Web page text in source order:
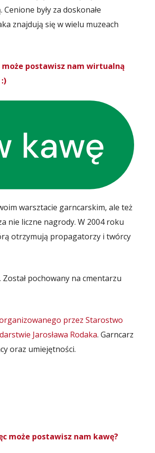
były za doskonałe
znajdują się w wielu muzeach
może postawisz nam wirtualną
warsztacie garncarskim, ale też
nie liczne nagrody. W 2004 roku
otrzymują propagatorzy i twórcy
Został pochowany na cmentarzu
przez Starostwo
Jarosława Rodaka. Garncarz
oraz umiejętności.
może postawisz nam kawę?